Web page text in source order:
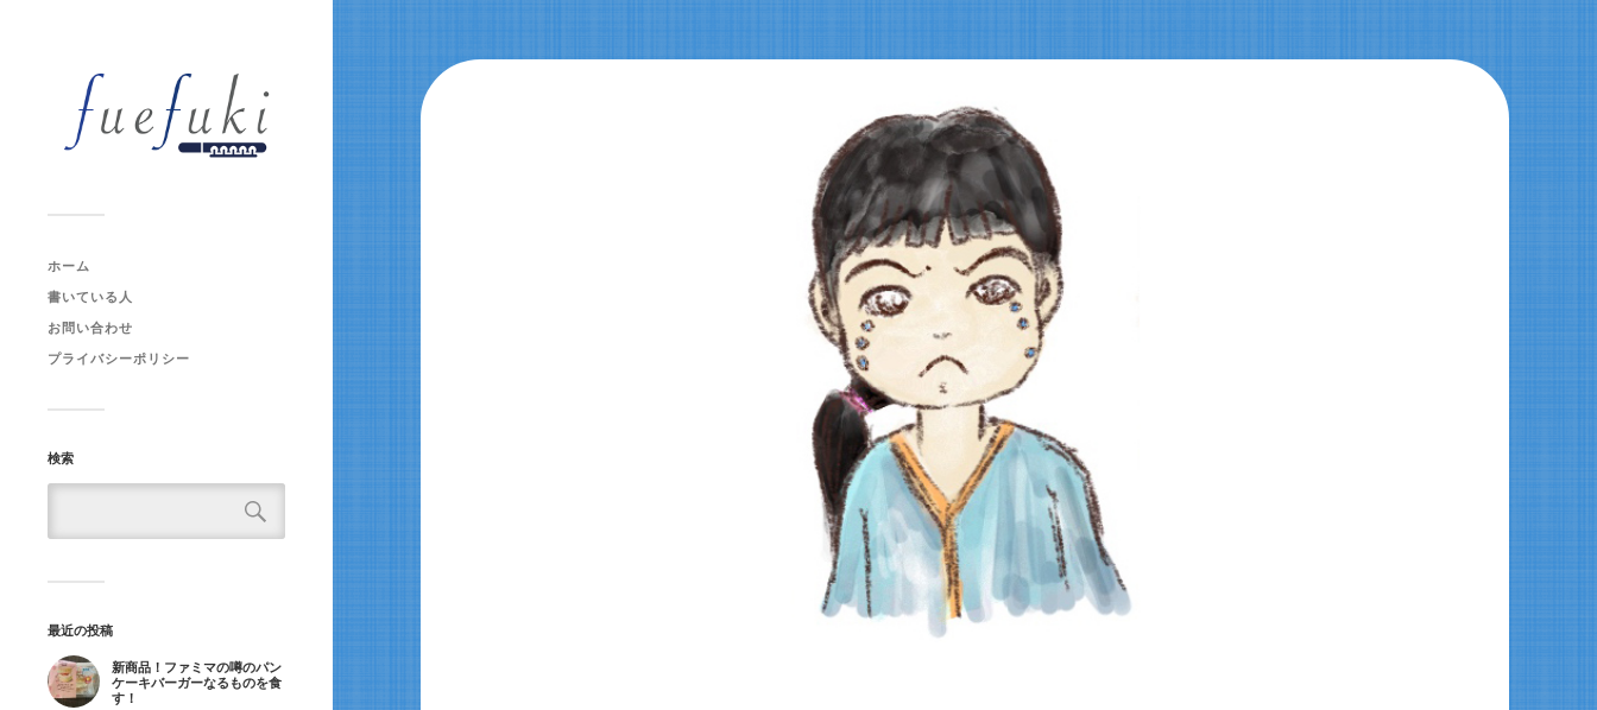
ホーム
書いている人
お問い合わせ
プライバシーポリシー
検索
最近の投稿
新商品！ファミマの噂のパン
ケーキバーガーなるものを食
す！